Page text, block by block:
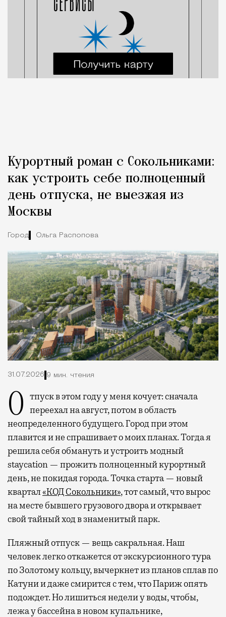
Курортный роман с Сокольниками:
как устроить себе полноценный
день отпуска, не выезжая из
Москвы
Город Ольга Распопова
31.07.2026 9 мин. чтения
Отпуск в этом году у меня кочует: сначала переехал на август, потом в область
неопределенного будущего. Город при этом
плавится и не спрашивает о моих планах. Тогда я
решила себя обмануть и устроить модный
staycation — прожить полноценный курортный
день, не покидая города. Точка старта — новый
квартал«КОД Сокольники», тот самый, что вырос
на месте бывшего грузового двора и открывает
свой тайный ход в знаменитый парк.
Пляжный отпуск — вещь сакральная. Наш
человек легко откажется от экскурсионного тура
по Золотому кольцу, вычеркнет из планов сплав по
Катуни и даже смирится с тем, что Париж опять
подождет. Но лишиться недели у воды, чтобы,
лежа у бассейна в новом купальнике,